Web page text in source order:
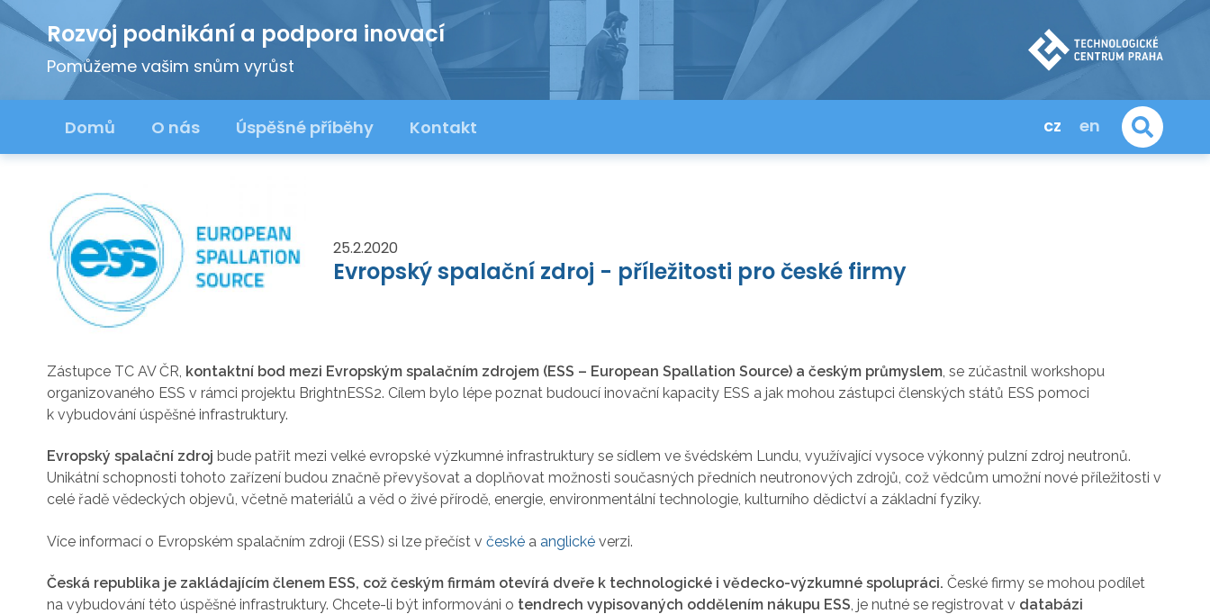
Rozvoj podnikání a podpora inovací
Pomůžeme vašim snům vyrůst
Domů O nás Úspěšné příběhy Kontakt cz en
25.2.2020
Evropský spalační zdroj - příležitosti pro české firmy
Zástupce TC AV ČR, kontaktní bod mezi Evropským spalačním zdrojem (ESS – European Spallation Source) a českým průmyslem , se zúčastnil workshopu
organizovaného ESS v rámci projektu BrightnESS2. Cílem bylo lépe poznat budoucí inovační kapacity ESS a jak mohou zástupci členských států ESS pomoci
k vybudování úspěšné infrastruktury.
Evropský spalační zdroj bude patřit mezi velké evropské výzkumné infrastruktury se sídlem ve švédském Lundu, využívající vysoce výkonný pulzní zdroj neutronů.
Unikátní schopnosti tohoto zařízení budou značně převyšovat a doplňovat možnosti současných předních neutronových zdrojů, což vědcům umožní nové příležitosti v
celé řadě vědeckých objevů, včetně materiálů a věd o živé přírodě, energie, environmentální technologie, kulturního dědictví a základní fyziky.
Více informací o Evropském spalačním zdroji (ESS) si lze přečíst v české a anglické verzi.
Česká republika je zakládajícím členem ESS, což českým firmám otevírá dveře k technologické i vědecko-výzkumné spolupráci. České firmy se mohou podílet
na vybudování této úspěšné infrastruktury. Chcete-li být informováni o tendrech vypisovaných oddělením nákupu ESS, je nutné se registrovat v databázi